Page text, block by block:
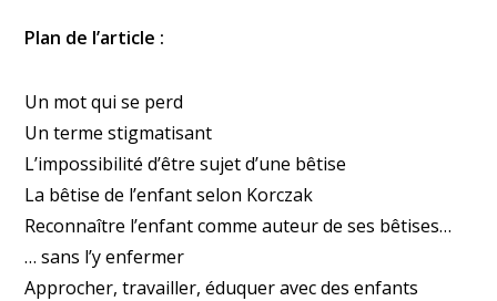
Plan de l’article :
Un mot qui se perd
Un terme stigmatisant
L’impossibilité d’être sujet d’une bêtise
La bêtise de l’enfant selon Korczak
Reconnaître l’enfant comme auteur de ses bêtises…
… sans l’y enfermer
Approcher, travailler, éduquer avec des enfants